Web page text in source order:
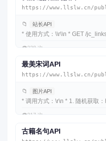
https://www.llslw.cn/
📁 站长API
* 使用方式：\\r\\n * GET /
👁️238 次
最美宋词API
https://www.llslw.cn/
📁 图片API
* 调用方式：\r\n * 1. 随机获取
👁️217 次
古籍名句API